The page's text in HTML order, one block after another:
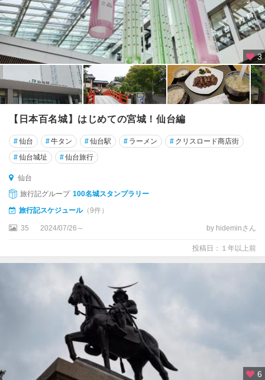
3
【日本百名城】はじめての宮城！仙台編
#仙台 #牛タン #仙台駅 # ラーメン # クリスロード商店街
#仙台城址 #仙台旅行
仙台
旅行記グループ 100名城スタンプラリー
旅行記スケジュール（9件）
35 2024/07/26～ by hideminさん
投稿日：１年以上前
6